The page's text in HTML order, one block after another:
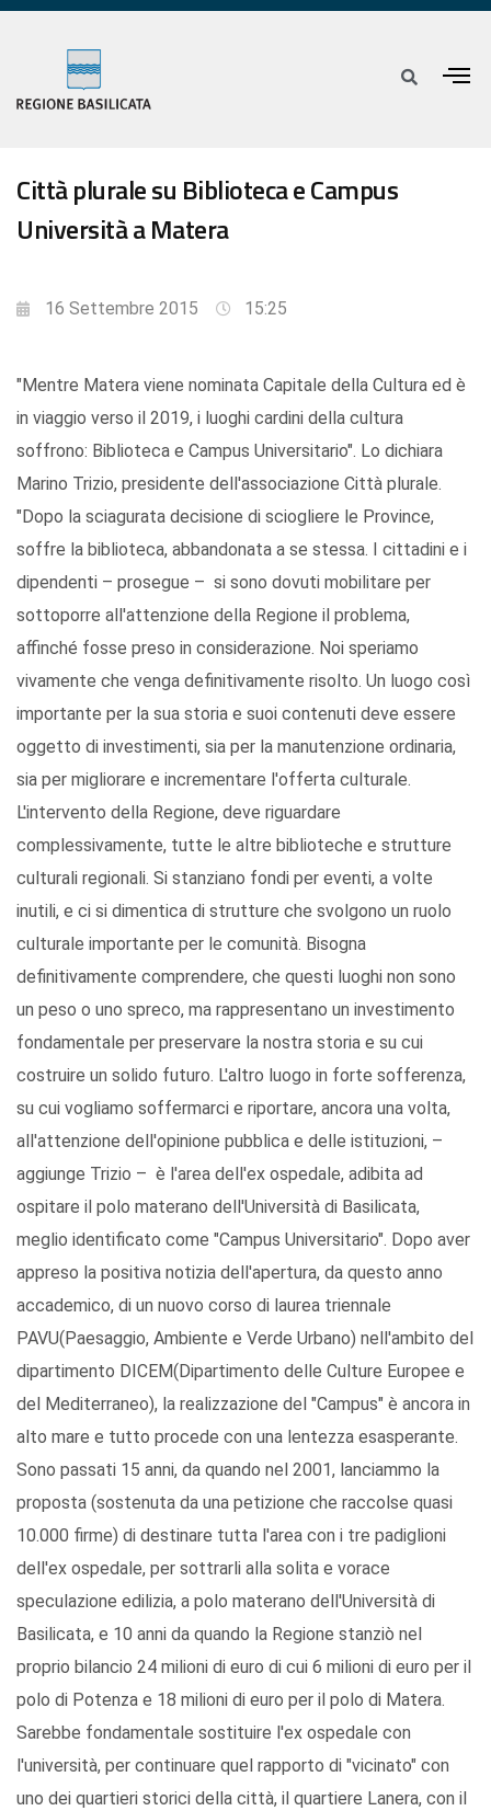
Città plurale su Biblioteca e Campus
Università a Matera
16 Settembre 2015 15:25
"Mentre Matera viene nominata Capitale della Cultura ed è
in viaggio verso il 2019, i luoghi cardini della cultura
soffrono: Biblioteca e Campus Universitario". Lo dichiara
Marino Trizio, presidente dell'associazione Città plurale.
"Dopo la sciagurata decisione di sciogliere le Province,
soffre la biblioteca, abbandonata a se stessa. I cittadini e i
dipendenti – prosegue – si sono dovuti mobilitare per
sottoporre all'attenzione della Regione il problema,
affinché fosse preso in considerazione. Noi speriamo
vivamente che venga definitivamente risolto. Un luogo così
importante per la sua storia e suoi contenuti deve essere
oggetto di investimenti, sia per la manutenzione ordinaria,
sia per migliorare e incrementare l'offerta culturale.
L'intervento della Regione, deve riguardare
complessivamente, tutte le altre biblioteche e strutture
culturali regionali. Si stanziano fondi per eventi, a volte
inutili, e ci si dimentica di strutture che svolgono un ruolo
culturale importante per le comunità. Bisogna
definitivamente comprendere, che questi luoghi non sono
un peso o uno spreco, ma rappresentano un investimento
fondamentale per preservare la nostra storia e su cui
costruire un solido futuro. L'altro luogo in forte sofferenza,
su cui vogliamo soffermarci e riportare, ancora una volta,
all'attenzione dell'opinione pubblica e delle istituzioni, –
aggiunge Trizio – è l'area dell'ex ospedale, adibita ad
ospitare il polo materano dell'Università di Basilicata,
meglio identificato come "Campus Universitario". Dopo aver
appreso la positiva notizia dell'apertura, da questo anno
accademico, di un nuovo corso di laurea triennale
PAVU(Paesaggio, Ambiente e Verde Urbano) nell'ambito del
dipartimento DICEM(Dipartimento delle Culture Europee e
del Mediterraneo), la realizzazione del "Campus" è ancora in
alto mare e tutto procede con una lentezza esasperante.
Sono passati 15 anni, da quando nel 2001, lanciammo la
proposta (sostenuta da una petizione che raccolse quasi
10.000 firme) di destinare tutta l'area con i tre padiglioni
dell'ex ospedale, per sottrarli alla solita e vorace
speculazione edilizia, a polo materano dell'Università di
Basilicata, e 10 anni da quando la Regione stanziò nel
proprio bilancio 24 milioni di euro di cui 6 milioni di euro per il
polo di Potenza e 18 milioni di euro per il polo di Matera.
Sarebbe fondamentale sostituire l'ex ospedale con
l'università, per continuare quel rapporto di "vicinato" con
uno dei quartieri storici della città, il quartiere Lanera, con il